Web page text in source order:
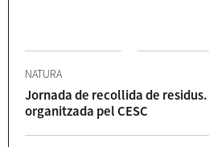
NATURA
Jornada de recollida de residus.
organitzada pel CESC